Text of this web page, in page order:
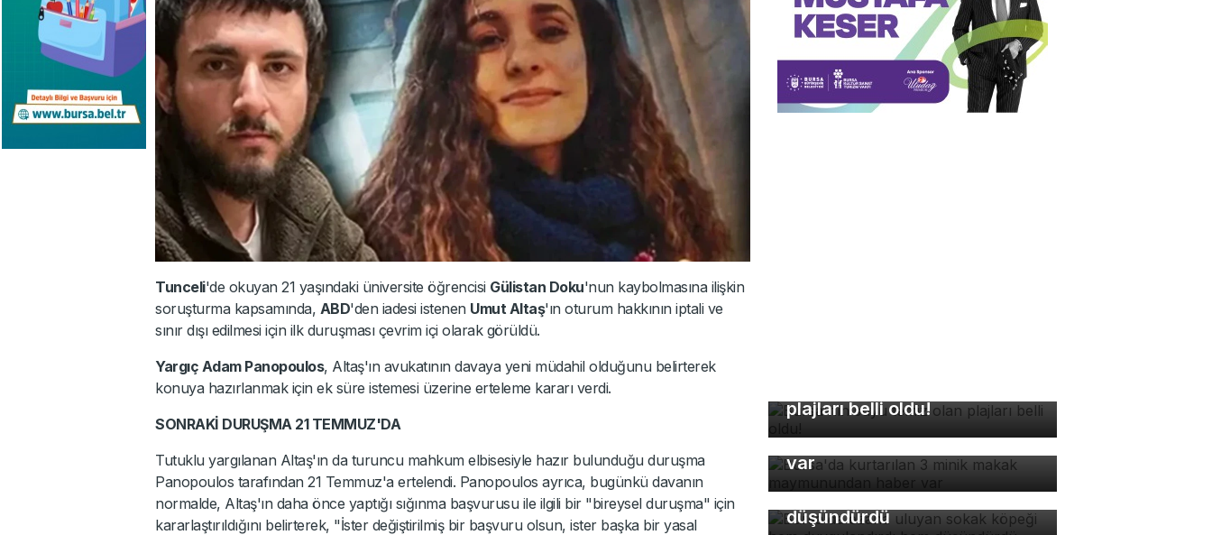
Tunceli'de okuyan 21 yaşındaki üniversite öğrencisi Gülistan Doku'nun kaybolmasına ilişkin
soruşturma kapsamında, ABD'den iadesi istenen Umut Altaş'ın oturum hakkının iptali ve
sınır dışı edilmesi için ilk duruşması çevrim içi olarak görüldü.
Yargıç Adam Panopoulos, Altaş'ın avukatının davaya yeni müdahil olduğunu belirterek
konuya hazırlanmak için ek süre istemesi üzerine erteleme kararı verdi.
SONRAKİ DURUŞMA 21 TEMMUZ'DA
Tutuklu yargılanan Altaş'ın da turuncu mahkum elbisesiyle hazır bulunduğu duruşma
Panopoulos tarafından 21 Temmuz'a ertelendi. Panopoulos ayrıca, bugünkü davanın
normalde, Altaş'ın daha önce yaptığı sığınma başvurusu ile ilgili bir "bireysel duruşma" için
kararlaştırıldığını belirterek, "İster değiştirilmiş bir başvuru olsun, ister başka bir yasal
plajları belli oldu!
Bursa'da kurtarılan 3 minik
makak maymunundan haber
var
Bursa'da ezana uluyan
sokak köpeği hem
duygulandırdı hem
düşündürdü